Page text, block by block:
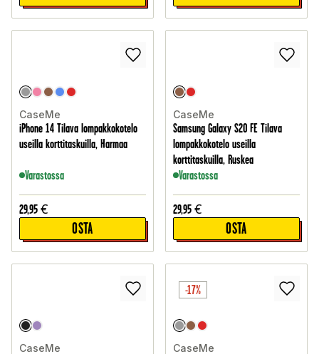
CaseMe
iPhone 14 Tilava lompakkokotelo
useilla korttitaskuilla, Harmaa
Varastossa
29,95 €
OSTA
CaseMe
Samsung Galaxy S20 FE Tilava
lompakkokotelo useilla
korttitaskuilla, Ruskea
Varastossa
29,95 €
OSTA
CaseMe
-17%
CaseMe